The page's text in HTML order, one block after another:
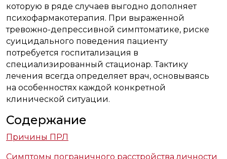
которую в ряде случаев выгодно дополняет
психофармакотерапия. При выраженной
тревожно-депрессивной симптоматике, риске
суицидального поведения пациенту
потребуется госпитализация в
специализированный стационар. Тактику
лечения всегда определяет врач, основываясь
на особенностях каждой конкретной
клинической ситуации.
Содержание
Причины ПРЛ
Симптомы пограничного расстройства личности